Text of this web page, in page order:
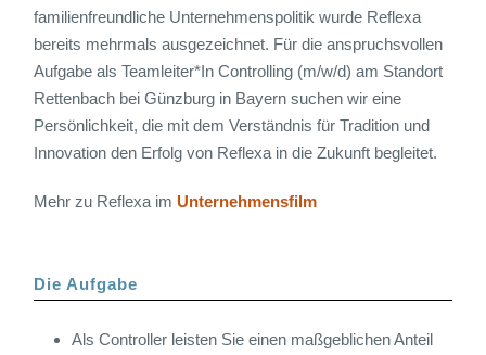
familienfreundliche Unternehmenspolitik wurde Reflexa
bereits mehrmals ausgezeichnet. Für die anspruchsvollen
Aufgabe als Teamleiter*In Controlling (m/w/d) am Standort
Rettenbach bei Günzburg in Bayern suchen wir eine
Persönlichkeit, die mit dem Verständnis für Tradition und
Innovation den Erfolg von Reflexa in die Zukunft begleitet.
Mehr zu Reflexa im Unternehmensfilm
Die Aufgabe
Als Controller leisten Sie einen maßgeblichen Anteil